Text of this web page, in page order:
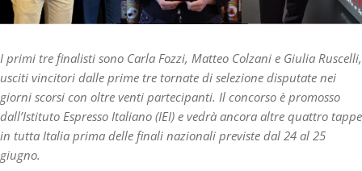
I primi tre finalisti sono Carla Fozzi, Matteo Colzani e Giulia Ruscelli,
usciti vincitori dalle prime tre tornate di selezione disputate nei
giorni scorsi con oltre venti partecipanti. Il concorso è promosso
dall’Istituto Espresso Italiano (IEI) e vedrà ancora altre quattro tappe
in tutta Italia prima delle finali nazionali previste dal 24 al 25
giugno.